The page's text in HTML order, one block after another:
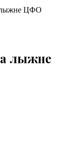
лыжне ЦФО
лыжне